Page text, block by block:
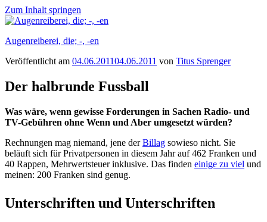
Zum Inhalt springen
Augenreiberei, die; -, -en
Veröffentlicht am 04.06.201104.06.2011 von Titus Sprenger
Der halbrunde Fussball
Was wäre, wenn gewisse Forderungen in Sachen Radio- und
TV-Gebühren ohne Wenn und Aber umgesetzt würden?
Rechnungen mag niemand, jene derBillag sowieso nicht. Sie
beläuft sich für Privatpersonen in diesem Jahr auf 462 Franken und
40 Rappen, Mehrwertsteuer inklusive. Das finden einige zu viel und
meinen: 200 Franken sind genug.
Unterschriften und Unterschriften